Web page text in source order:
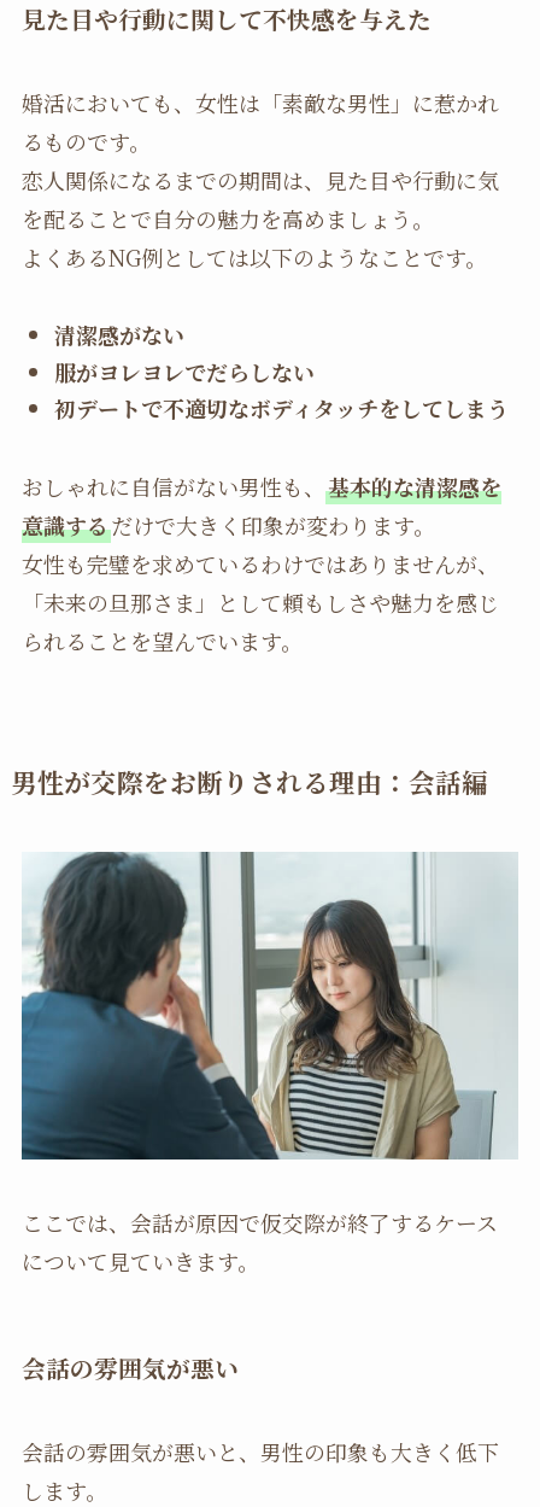
見た目や行動に関して不快感を与えた
婚活においても、女性は「素敵な男性」に惹かれ
るものです。
恋人関係になるまでの期間は、見た目や行動に気
を配ることで自分の魅力を高めましょう。
よくあるNG例としては以下のようなことです。
清潔感がない
服がヨレヨレでだらしない
初デートで不適切なボディタッチをしてしまう
おしゃれに自信がない男性も、 基本的な清潔感を
意識するだけで大きく印象が変わります。
女性も完璧を求めているわけではありませんが、
「未来の旦那さま」として頼もしさや魅力を感じ
られることを望んでいます。
男性が交際をお断りされる理由：会話編
ここでは、会話が原因で仮交際が終了するケース
について見ていきます。
会話の雰囲気が悪い
会話の雰囲気が悪いと、男性の印象も大きく低下
します。